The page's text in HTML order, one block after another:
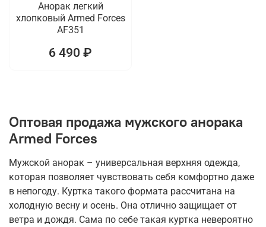
Анорак легкий
хлопковый Armed Forces
AF351
6 490 ₽
Оптовая продажа мужского анорака
Armed Forces
Мужской анорак – универсальная верхняя одежда,
которая позволяет чувствовать себя комфортно даже
в непогоду. Куртка такого формата рассчитана на
холодную весну и осень. Она отлично защищает от
ветра и дождя. Сама по себе такая куртка невероятно